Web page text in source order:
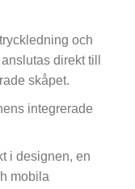
och
direkt till
skåpet.
integrerade
i designen, en
mobila